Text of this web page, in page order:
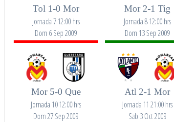
Tol 1-0 Mor
Jornada 7 12:00 hrs
Dom 6 Sep 2009
Mor 2-1 Tig
Jornada 8 12:00 hrs
Dom 13 Sep 2009
Mor 5-0 Que
Jornada 10 12:00 hrs
Dom 27 Sep 2009
Atl 2-1 Mor
Jornada 11 21:00 hrs
Sab 3 Oct 2009